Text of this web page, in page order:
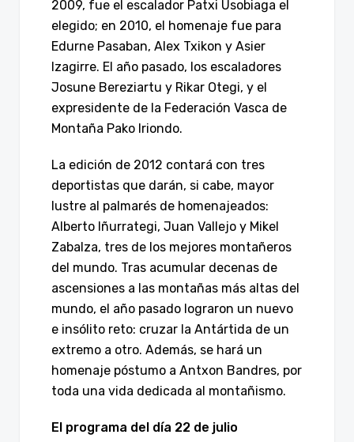
2009, fue el escalador Patxi Usobiaga el
elegido; en 2010, el homenaje fue para
Edurne Pasaban, Alex Txikon y Asier
Izagirre. El año pasado, los escaladores
Josune Bereziartu y Rikar Otegi, y el
expresidente de la Federación Vasca de
Montaña Pako Iriondo.
La edición de 2012 contará con tres
deportistas que darán, si cabe, mayor
lustre al palmarés de homenajeados:
Alberto Iñurrategi, Juan Vallejo y Mikel
Zabalza, tres de los mejores montañeros
del mundo. Tras acumular decenas de
ascensiones a las montañas más altas del
mundo, el año pasado lograron un nuevo
e insólito reto: cruzar la Antártida de un
extremo a otro. Además, se hará un
homenaje póstumo a Antxon Bandres, por
toda una vida dedicada al montañismo.
El programa del día 22 de julio